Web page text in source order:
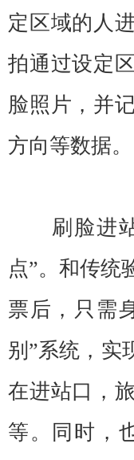
定区域的人
拍通过设定
脸照片，并
方向等数据。
刷脸进站
点”。和传统
票后，只需
别”系统，实
在进站口，
等。同时，